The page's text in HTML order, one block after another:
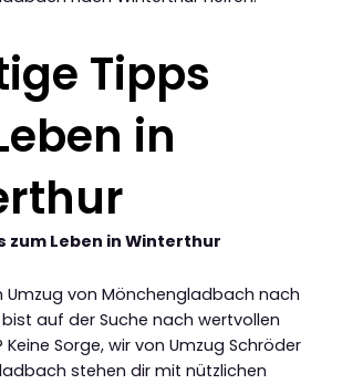
Tipps
in
zum Leben in Winterthur
Umzug von Mönchengladbach nach
auf der Suche nach wertvollen
Sorge, wir von Umzug Schröder
stehen dir mit nützlichen